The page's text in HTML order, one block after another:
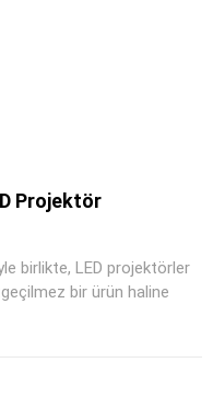
Projektör
birlikte, LED projektörler
bir ürün haline